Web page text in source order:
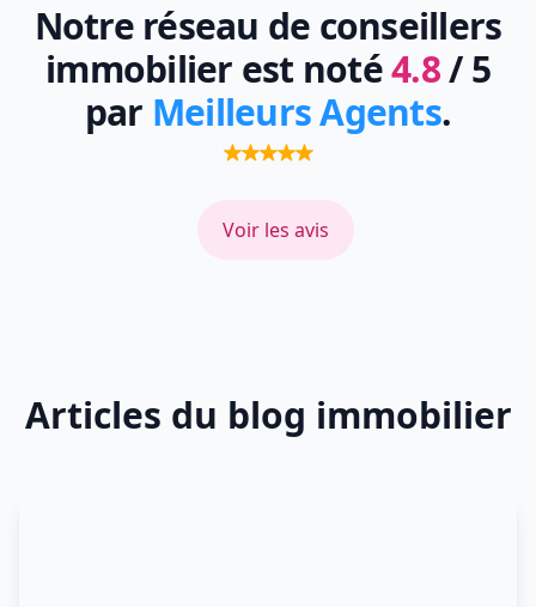
Notre réseau de conseillers
immobilier est noté4.8/ 5
par Meilleurs Agents.
Voir les avis
Articles du blog immobilier